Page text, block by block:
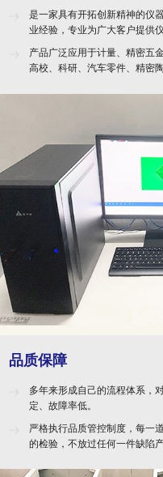
是一家具有开拓创新精神的仪
业经验，专业为广大客户提供
产品广泛应用于计量、精密五
高校、科研、汽车零件、精密
品质保障
多年来形成自己的流程体系，
定、故障率低。
严格执行品质管控制度，每一
的检验，不放过任何一件缺陷产